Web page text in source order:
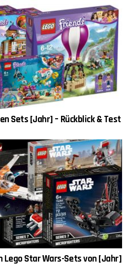
Sets [Jahr] – Rückblick & Test
Lego Star Wars-Sets von [Jahr]